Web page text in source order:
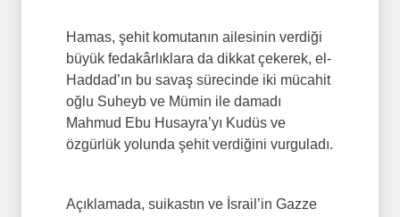
Hamas, şehit komutanın ailesinin verdiği
büyük fedakârlıklara da dikkat çekerek, el-
Haddad’ın bu savaş sürecinde iki mücahit
oğlu Suheyb ve Mümin ile damadı
Mahmud Ebu Husayra’yı Kudüs ve
özgürlük yolunda şehit verdiğini vurguladı.
Açıklamada, suikastın ve İsrail’in Gazze